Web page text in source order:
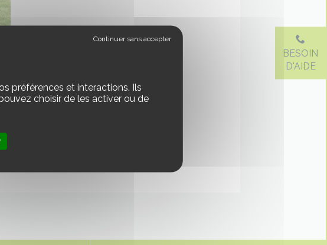
BESOIN
D'AIDE
préférences et interactions. Ils
choisir de les activer ou de